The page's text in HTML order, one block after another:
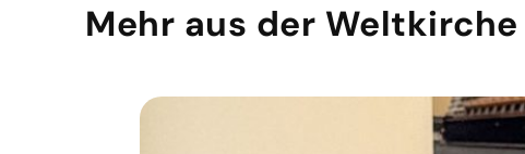
Mehr aus der Weltkirche